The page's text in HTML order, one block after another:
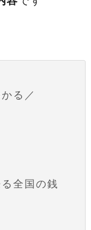
る／
全国の銭